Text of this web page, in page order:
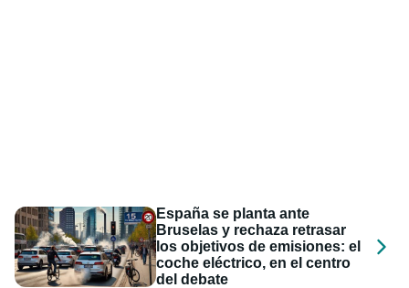
España se planta ante
Bruselas y rechaza retrasar
los objetivos de emisiones: el
coche eléctrico, en el centro
del debate